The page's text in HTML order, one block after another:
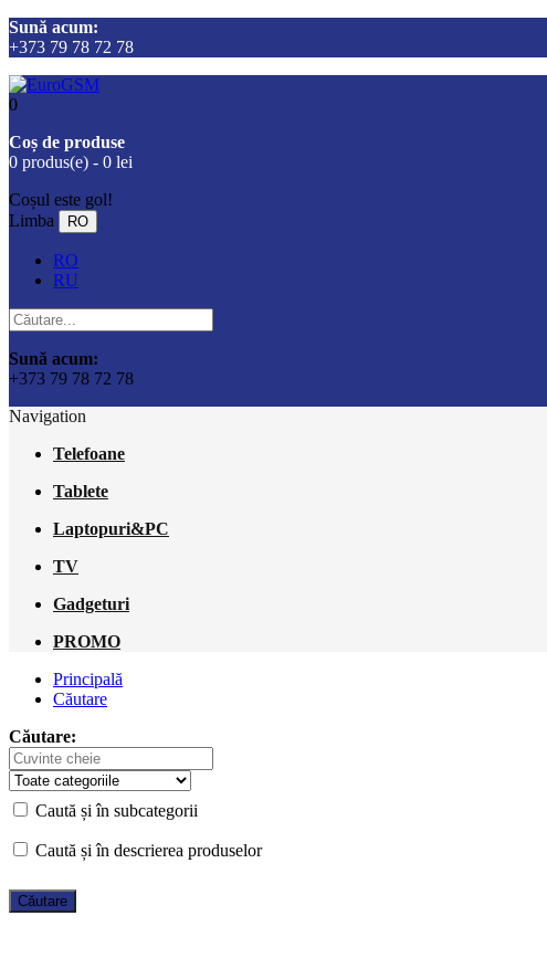
Sună acum:
+373 79 78 72 78
0
Coș de produse
0 produs(e) - 0 lei
Coșul este gol!
Limba
RO
RO
RU
Sună acum:
+373 79 78 72 78
Navigation
Telefoane
Tablete
Laptopuri&PC
TV
Gadgeturi
PROMO
Principală
Căutare
Căutare:
Caută și în subcategorii
Caută și în descrierea produselor